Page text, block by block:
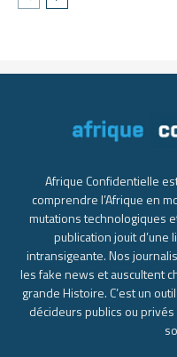
Afrique Confidentielle
comprendre l’Afrique en
mutations technologiques
publication jouit d’une
intransigeante. Nos
les fake news et auscultent
grande Histoire. C’est un
décideurs publics ou